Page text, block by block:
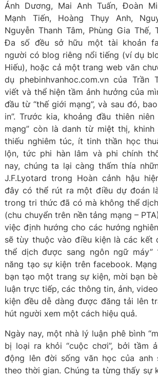
Ánh Dương, Mai Anh Tuấn, Đoàn
Mạnh Tiến, Hoàng Thụy Anh,
Nguyễn Thanh Tâm, Phùng Gia Thế,
Đa số đều sở hữu một tài khoản
người có blog riêng nổi tiếng (ví dụ
Hiếu), hoặc cả một trang web văn
dụ phebinhvanhoc.com.vn của Trần
viết và thể hiện tầm ảnh hưởng của
đầu từ “thế giới mạng”, và sau đó,
in”. Trước kia, khoảng đầu thiên
mạng” còn là danh từ miệt thị,
thiếu nghiêm túc, ít tinh thần học
lộn, tức phi hàn lâm và phi chính
nay, chúng ta lại càng thấm thía
J.F.Lyotard trong Hoàn cảnh hậu
đây có thể rút ra một điều dự đoán
trong tri thức đã có mà không thể
(chu chuyển trên nền tảng mạng –
việc định hướng cho các hướng
sẽ tùy thuộc vào điều kiện là các kết
thể dịch được sang ngôn ngữ máy”
năng tạo sự kiện trên facebook.
bạn tạo một trang sự kiện, mời bạn
luận trực tiếp, các thông tin, ảnh,
kiện đều dễ dàng được đăng tải lên
hút người xem một cách hiệu quả.
Ngày nay, một nhà lý luận phê bình
bị loại ra khỏi “cuộc chơi”, bởi tầm
động lên đời sống văn học của anh
theo thời gian. Chúng ta từng thấy sự